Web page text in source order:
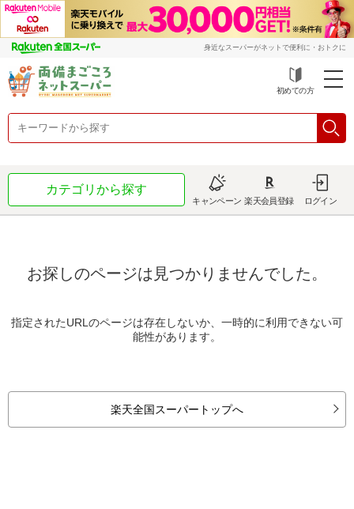
身近なスーパーがネットで便利に・おトクに
初めての方
カテゴリから探す
キャンペーン 楽天会員登録 ログイン
お探しのページは見つかりませんでした。
指定されたURLのページは存在しないか、一時的に利用できない可
能性があります。
楽天全国スーパートップへ